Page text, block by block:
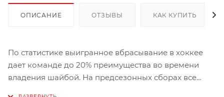
ОПИСАНИЕ ОТЗЫВЫ КАК КУПИТЬ
По статистике выигранное вбрасывание в хоккее
дает команде до 20% преимущества во времени
владения шайбой. На предсезонных сборах все